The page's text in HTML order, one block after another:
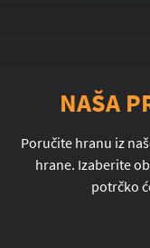
NAŠA
Poručite hranu iz
hrane. Izaberite
potrčko